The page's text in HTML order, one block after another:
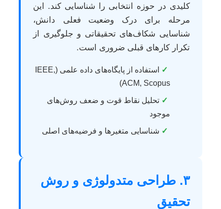
کلیدی در حوزه انتخابی را شناسایی کند. این
مرحله برای درک وضعیت فعلی دانش،
شناسایی شکاف‌های تحقیقاتی و جلوگیری از
تکرار کارهای قبلی ضروری است.
✓
استفاده از پایگاه‌های داده علمی (IEEE,
ACM, Scopus)
✓ تحلیل نقاط قوت و ضعف روش‌های
موجود
✓ شناسایی متغیرها و فرضیه‌های اصلی
۳. طراحی متدولوژی و روش
تحقیق